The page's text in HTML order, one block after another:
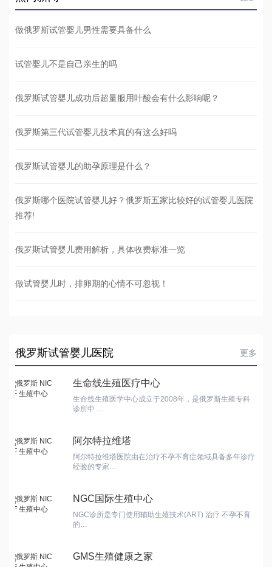
做俄罗斯试管婴儿男性需要具备什么
试管婴儿不是自己亲生的吗
俄罗斯试管婴儿成功后超量服用叶酸会有什么影响呢？
俄罗斯第三代试管婴儿技术真的有这么好吗
俄罗斯试管婴儿的助孕原理是什么？
俄罗斯哪个医院试管婴儿好？俄罗斯五家比较好的试管婴儿医院
推荐!
俄罗斯试管婴儿费用解析，具体收费标准一览
做试管婴儿时，排卵期的心情不可忽视！
俄罗斯试管婴儿医院 更多
生命线生殖医疗中心
生命线生殖医学中心成立于2008年，是俄罗斯生殖专科
诊所中 …
阿尔特拉维塔
阿尔特拉维塔医院由在治疗不孕不育症领域具备多年诊疗
经验的专家…
NGC国际生殖中心
NGC诊所是专门使用辅助生殖技术(ART) 治疗 不孕不育
的…
GMS生殖健康之家